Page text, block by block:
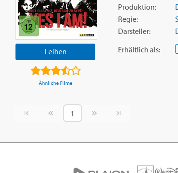
Leihen
Ähnliche Filme
Produktion:
Regie:
Darsteller:
Erhältlich als:
Vorherige Seite Nächste Seite